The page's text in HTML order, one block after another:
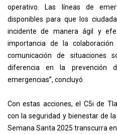
operativo. Las líneas de
disponibles para que los
incidente de manera ágil y
importancia de la
comunicación de situaciones
diferencia en la prevención
emergencias”, concluyó.
Con estas acciones, el C5i de
con la seguridad y bienestar de
Semana Santa 2025 transcurra